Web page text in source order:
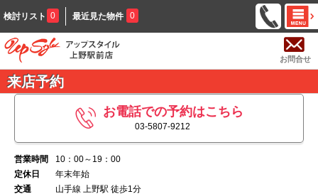
検討リスト 0 最近見た物件 0
お問合せ
来店予約
お電話での予約はこちら
03-5807-9212
営業時間
10：00～19：00
定休日
年末年始
交通
山手線 上野駅 徒歩1分